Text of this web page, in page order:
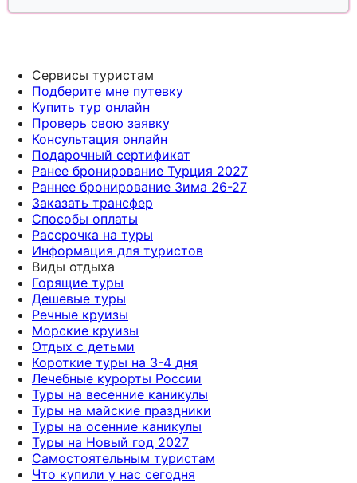
Сервисы туристам
Подберите мне путевку
Купить тур онлайн
Проверь свою заявку
Консультация онлайн
Подарочный сертификат
Ранее бронирование Турция 2027
Раннее бронирование Зима 26-27
Заказать трансфер
Способы оплаты
Рассрочка на туры
Информация для туристов
Виды отдыха
Горящие туры
Дешевые туры
Речные круизы
Морские круизы
Отдых с детьми
Короткие туры на 3-4 дня
Лечебные курорты России
Туры на весенние каникулы
Туры на майские праздники
Туры на осенние каникулы
Туры на Новый год 2027
Самостоятельным туристам
Что купили у нас сегодня